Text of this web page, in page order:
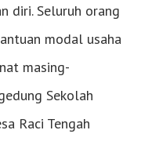
diri. Seluruh orang
modal usaha
masing-
Sekolah
Raci Tengah